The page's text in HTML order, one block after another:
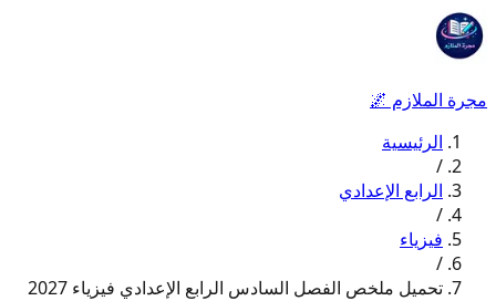
مجرة الملازم 🌌
الرئيسية
/
الرابع الإعدادي
/
فيزياء
/
تحميل ملخص الفصل السادس الرابع الإعدادي فيزياء 2027